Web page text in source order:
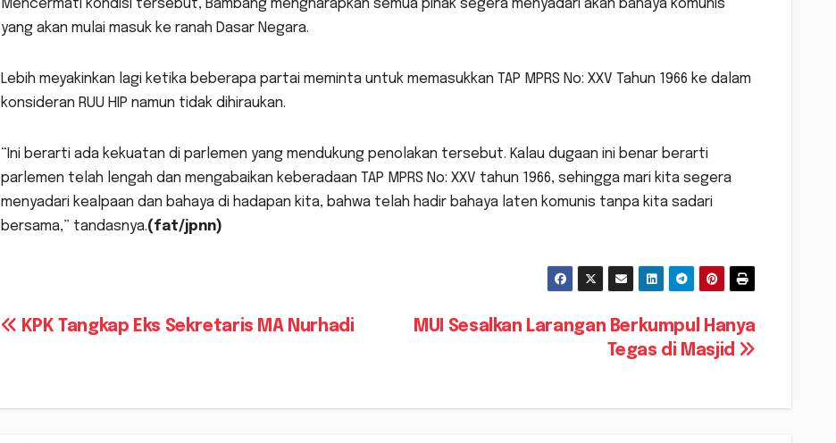
Mencermati kondisi tersebut, Bambang mengharapkan semua pihak segera menyadari akan bahaya komunis
yang akan mulai masuk ke ranah Dasar Negara.
Lebih meyakinkan lagi ketika beberapa partai meminta untuk memasukkan TAP MPRS No: XXV Tahun 1966 ke dalam
konsideran RUU HIP namun tidak dihiraukan.
“Ini berarti ada kekuatan di parlemen yang mendukung penolakan tersebut. Kalau dugaan ini benar berarti
parlemen telah lengah dan mengabaikan keberadaan TAP MPRS No: XXV tahun 1966, sehingga mari kita segera
menyadari kealpaan dan bahaya di hadapan kita, bahwa telah hadir bahaya laten komunis tanpa kita sadari
bersama,” tandasnya.(fat/jpnn)
Navigasi
MUI Sesalkan Larangan Berkumpul Hanya
Tegas di Masjid
KPK Tangkap Eks Sekretaris MA Nurhadi